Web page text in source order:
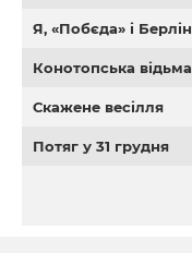
Я, «Побєда» і Берлін
Конотопська відьма
Скажене весілля
Потяг у 31 грудня